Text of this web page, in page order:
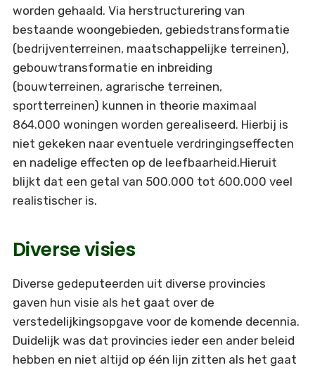
worden gehaald. Via herstructurering van
bestaande woongebieden, gebiedstransformatie
(bedrijventerreinen, maatschappelijke terreinen),
gebouwtransformatie en inbreiding
(bouwterreinen, agrarische terreinen,
sportterreinen) kunnen in theorie maximaal
864.000 woningen worden gerealiseerd. Hierbij is
niet gekeken naar eventuele verdringingseffecten
en nadelige effecten op de leefbaarheid.Hieruit
blijkt dat een getal van 500.000 tot 600.000 veel
realistischer is.
Diverse visies
Diverse gedeputeerden uit diverse provincies
gaven hun visie als het gaat over de
verstedelijkingsopgave voor de komende decennia.
Duidelijk was dat provincies ieder een ander beleid
hebben en niet altijd op één lijn zitten als het gaat